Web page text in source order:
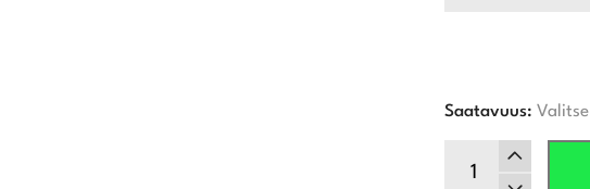
Saatavuus: